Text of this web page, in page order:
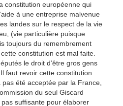
constitution européenne qui
à une entreprise malvenue
landes sur le respect de la vie
(vie particulière puisque
toujours du remembrement
constitution est mal faite.
le droit d’être gros gens
faut revoir cette constitution
pas été acceptée par la France,
du seul Giscard
pas suffisante pour élaborer